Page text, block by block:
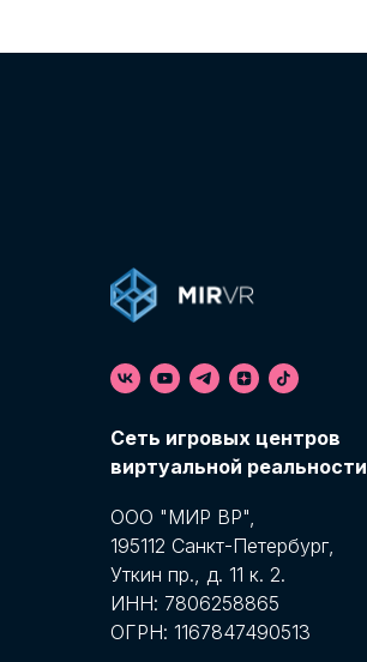
Cеть игровых центров
виртуальной реальности
ООО "МИР ВР",
195112 Санкт-Петербург,
Уткин пр., д. 11 к. 2.
ИНН: 7806258865
ОГРН: 1167847490513